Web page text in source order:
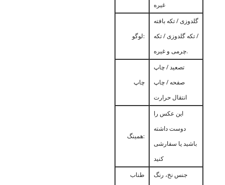
غیره
لوگو:
گلدوزی / تکه بافته
/ تکه گلدوزی / تکه
چرمی و غیره.
چاپ
تصعید / چاپ
صفحه / چاپ
انتقال حرارت
همینگ:
این عکس را
دوست داشته
باشید یا سفارشی
کنید
طناب
جنس نخ، رنگ